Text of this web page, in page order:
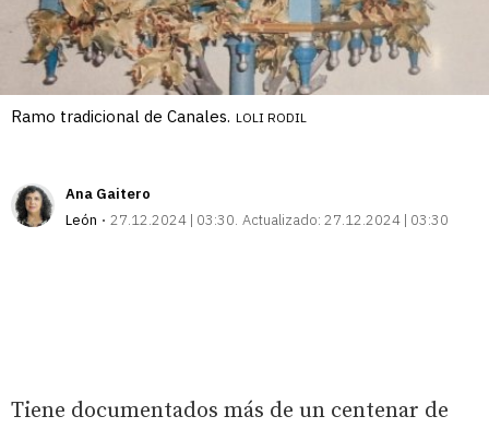
Ramo tradicional de Canales. LOLI RODIL
Ana Gaitero
León
27.12.2024 | 03:30 Actualizado: 27.12.2024 | 03:30
Tiene documentados más de un centenar de